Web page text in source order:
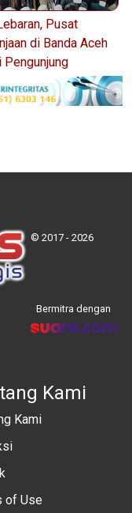
Pusat
di Banda Aceh
Pengunjung
© 2017 - 2026
Bermitra dengan
Kami
Kami
of Use